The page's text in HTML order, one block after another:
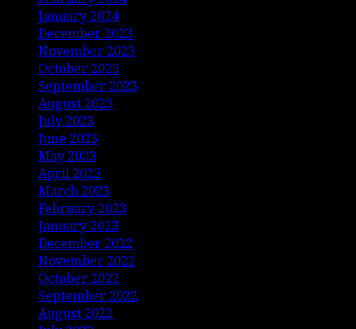
January 2024
December 2023
November 2023
October 2023
September 2023
August 2023
July 2023
June 2023
May 2023
April 2023
March 2023
February 2023
January 2023
December 2022
November 2022
October 2022
September 2022
August 2022